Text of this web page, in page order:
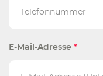
E-Mail-Adresse *